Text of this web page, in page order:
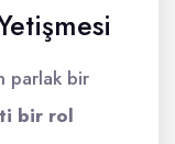
parlak bir
bir rol